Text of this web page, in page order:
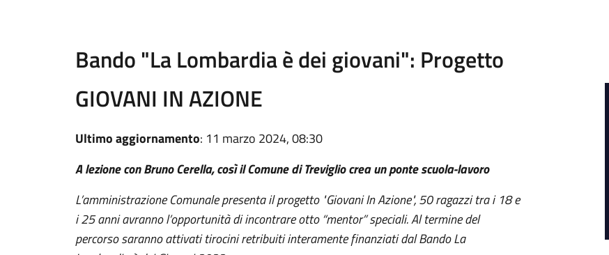
Bando "La Lombardia è dei giovani": Progetto
GIOVANI IN AZIONE
Ultimo aggiornamento: 11 marzo 2024, 08:30
A lezione con Bruno Cerella, così il Comune di Treviglio crea un ponte scuola-lavoro
L’amministrazione Comunale presenta il progetto "Giovani In Azione", 50 ragazzi tra i 18 e
i 25 anni avranno l’opportunità di incontrare otto “mentor” speciali. Al termine del
percorso saranno attivati tirocini retribuiti interamente finanziati dal Bando La